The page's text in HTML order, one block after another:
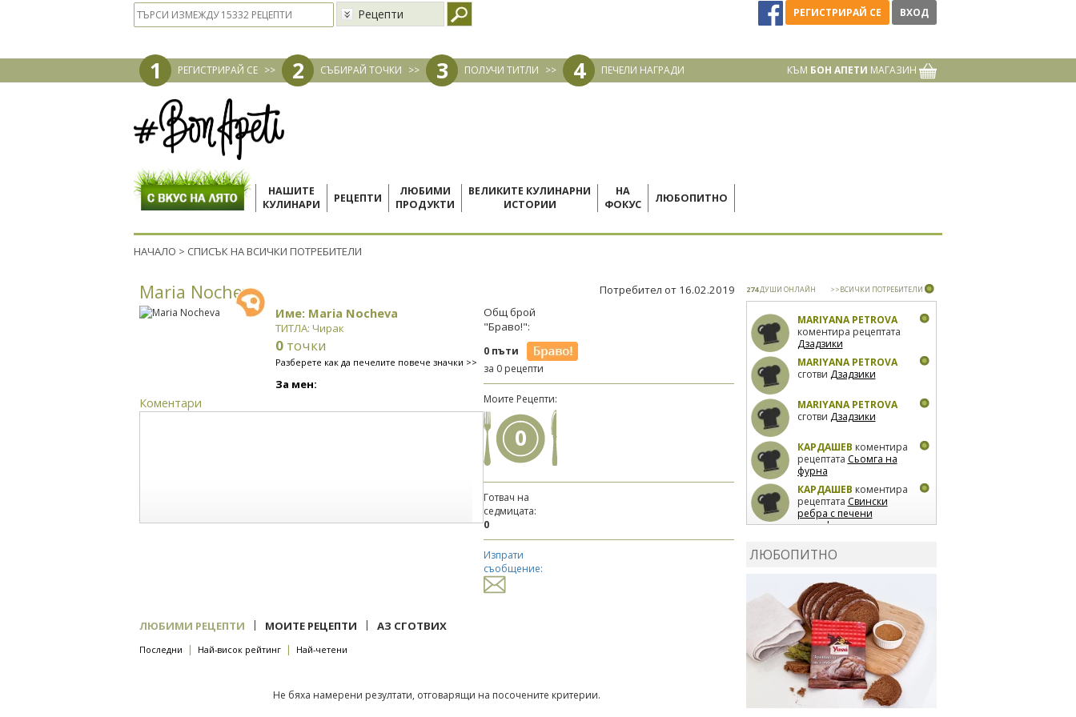
Рецепти РЕГИСТРИРАЙ СЕ ВХОД
1 РЕГИСТРИРАЙ СЕ >> 2 СЪБИРАЙ ТОЧКИ >> 3 ПОЛУЧИ ТИТЛИ >> 4 ПЕЧЕЛИ НАГРАДИ КЪМ БОН АПЕТИ МАГАЗИН
НАШИТЕ
КУЛИНАРИ
РЕЦЕПТИ
ЛЮБИМИ
ПРОДУКТИ
ВЕЛИКИТЕ КУЛИНАРНИ
ИСТОРИИ
НА
ФОКУС
ЛЮБОПИТНО
НАЧАЛО > СПИСЪК НА ВСИЧКИ ПОТРЕБИТЕЛИ
Maria Nocheva Потребител от 16.02.2019
Име: Maria Nocheva
ТИТЛА: Чирак
0 точки
Разберете как да печелите повече значки >>
За мен:
Коментари
Общ брой
"Браво!":
0 пъти
за 0 рецепти
Моите Рецепти:
0
Готвач на
седмицата:
0
Изпрати
съобщение:
ЛЮБИМИ РЕЦЕПТИ | МОИТЕ РЕЦЕПТИ | АЗ СГОТВИХ
Последни | Най-висок рейтинг | Най-четени
Не бяха намерени резултати, отговарящи на посочените критерии.
274ДУШИ ОНЛАЙН >>ВСИЧКИ ПОТРЕБИТЕЛИ
MARIYANA PETROVA
коментира рецептата
Дзадзики
MARIYANA PETROVA
сготви Дзадзики
MARIYANA PETROVA
сготви Дзадзики
КАРДАШЕВ коментира
рецептата Сьомга на
фурна
КАРДАШЕВ коментира
рецептата Свински
ребра с печени
картофи
лимон
коментира рецептата
Киноа със зеленчуци
ЛЮБОПИТНО